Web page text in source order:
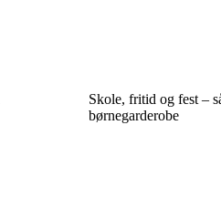
Skole, fritid og fest –
børnegarderobe